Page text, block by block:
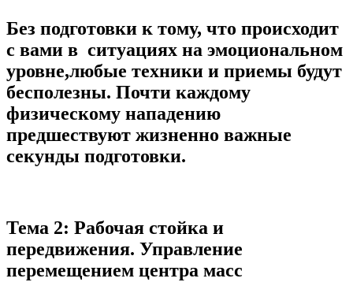
Без подготовки к тому, что происходит
с вами в ситуациях на эмоциональном
уровне,любые техники и приемы будут
бесполезны. Почти каждому
физическому нападению
предшествуют жизненно важные
секунды подготовки.
Тема 2: Рабочая стойка и
передвижения. Управление
перемещением центра масс